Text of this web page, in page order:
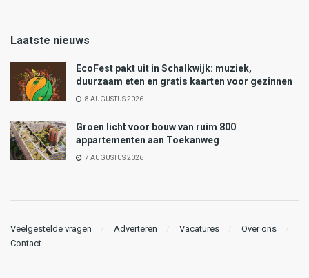
Laatste nieuws
EcoFest pakt uit in Schalkwijk: muziek,
duurzaam eten en gratis kaarten voor gezinnen
8 AUGUSTUS 2026
Groen licht voor bouw van ruim 800
appartementen aan Toekanweg
7 AUGUSTUS 2026
Veelgestelde vragen Adverteren Vacatures
Over ons
Contact